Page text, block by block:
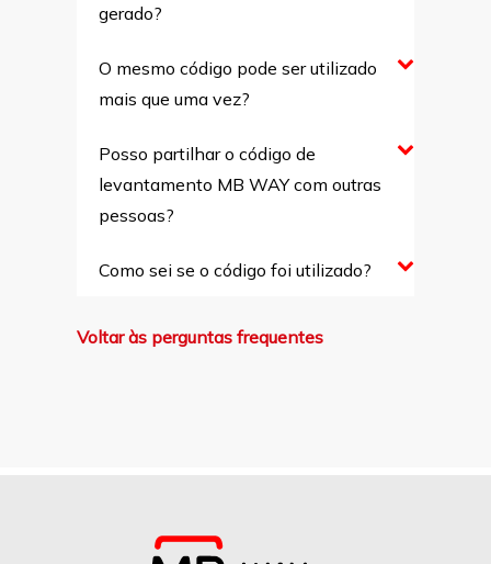
gerado?
O mesmo código pode ser utilizado
mais que uma vez?
Posso partilhar o código de
levantamento MB WAY com outras
pessoas?
Como sei se o código foi utilizado?
Voltar às perguntas frequentes